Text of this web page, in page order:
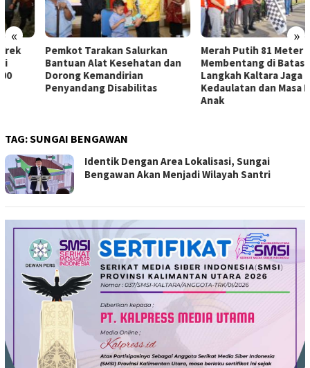
« »
Pemkot Tarakan Salurkan
Bantuan Alat Kesehatan dan
Dorong Kemandirian
Penyandang Disabilitas
Merah Putih 81 Meter
Membentang di Batas Negeri:
Langkah Kaltara Jaga
Kedaulatan dan Masa Depan
TAG:SUNGAI BENGAWAN
Identik Dengan Area Lokalisasi, Sungai
Bengawan Akan Menjadi Wilayah Santri